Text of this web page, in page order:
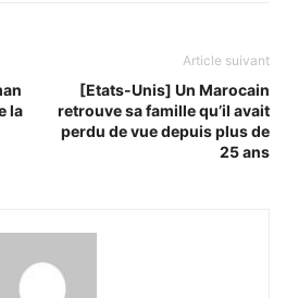
la
Article suivant
[Etats-Unis] Un Marocain
retrouve sa famille qu’il avait
perdu de vue depuis plus de
25 ans